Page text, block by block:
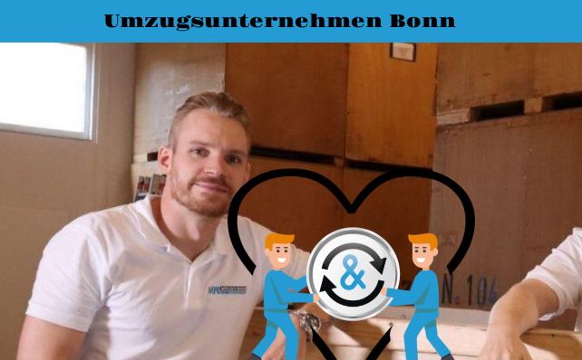
Umzugsunternehmen Bonn